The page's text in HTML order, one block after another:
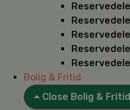
Bolig & Fritid
Close Bolig & Fritid